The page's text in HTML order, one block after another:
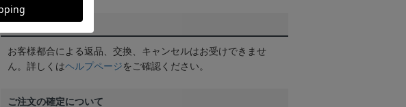
お客様都合による返品、交換、キャンセルはお受けできませ
ん。詳しくはヘルプページをご確認ください。
ご注文の確定について